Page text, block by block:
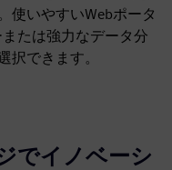
使いやすいWebポータ
たは強力なデータ分
択できます。
でイノベーシ